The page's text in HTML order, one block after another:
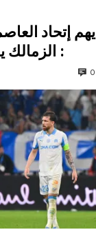
يهم إتحاد
0